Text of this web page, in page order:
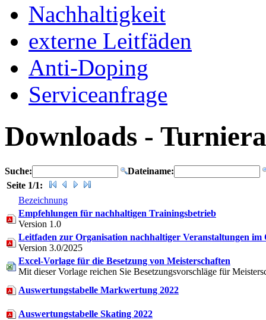
Nachhaltigkeit
externe Leitfäden
Anti-Doping
Serviceanfrage
Downloads -
Suche:
Dateiname:
Seite 1/1:
Bezeichnung
Empfehlungen für nachhaltigen Trainingsbetrieb
Version 1.0
Leitfaden zur Organisation nachhaltiger Veranstaltungen im
Version 3.0/2025
Excel-Vorlage für die Besetzung von Meisterschaften
Mit dieser Vorlage reichen Sie Besetzungsvorschläge für
Auswertungstabelle Markwertung 2022
Auswertungstabelle Skating 2022